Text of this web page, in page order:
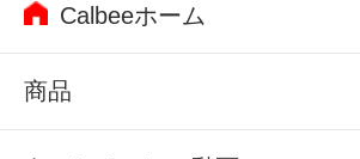
Calbeeホーム
商品